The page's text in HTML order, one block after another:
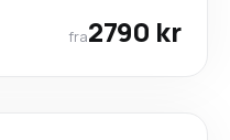
fra2790 kr